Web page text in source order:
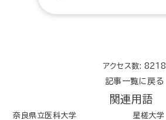
アクセス数: 8218
記事一覧に戻る
関連用語
奈良県立医科大学 星槎大学